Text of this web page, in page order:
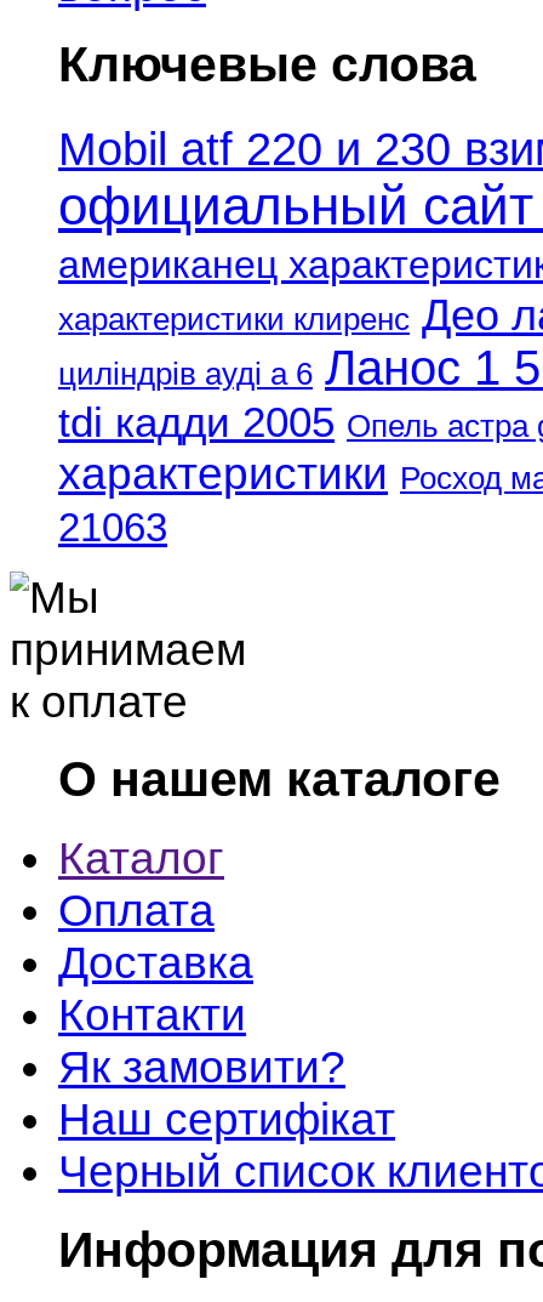
Ключевые слова
Mobil atf 220 и 230
официальный сайт
американец
характеристики клиренс Део
циліндрів ауді а 6 Ланос 1
tdi кадди 2005 Опель астра
характеристики Росход
21063
О нашем каталоге
Каталог
Оплата
Доставка
Контакти
Як замовити?
Наш сертифікат
Черный список
Информация для